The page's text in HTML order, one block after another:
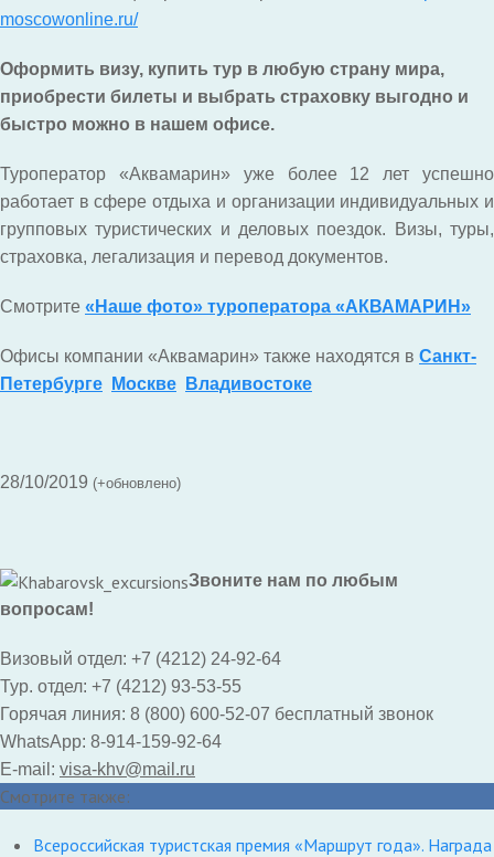
moscowonline.ru/
Оформить визу, купить тур в любую страну мира,
приобрести билеты и выбрать страховку выгодно и
быстро можно в нашем офисе.
Туроператор «Аквамарин» уже более 12 лет успешно
работает в сфере отдыха и организации индивидуальных и
групповых туристических и деловых поездок. Визы, туры,
страховка, легализация и перевод документов.
Смотрите «Наше фото» туроператора «АКВАМАРИН»
Офисы компании «Аквамарин» также находятся в Санкт-
Петербурге
Москве Владивостоке
28/10/2019 (+обновлено)
Звоните нам по любым
вопросам!
Визовый отдел: +7 (4212) 24-92-64
Тур. отдел: +7 (4212) 93-53-55
Горячая линия: 8 (800) 600-52-07 бесплатный звонок
WhatsApp: 8-914-159-92-64
E-mail: visa-khv@mail.ru
Смотрите также:
Всероссийская туристская премия «Маршрут года». Награда